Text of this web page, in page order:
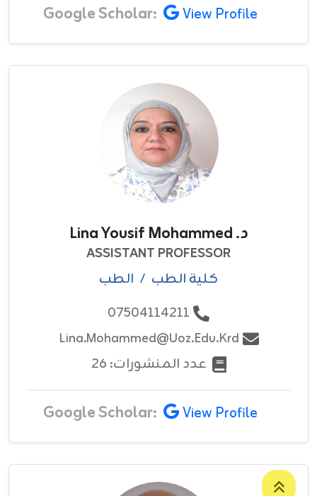
Google Scholar: View Profile
د. Lina Yousif Mohammed
ASSISTANT PROFESSOR
کلية الطب / الطب
07504114211
Lina.mohammed@uoz.edu.krd
عدد المنشورات: 26
Google Scholar: View Profile